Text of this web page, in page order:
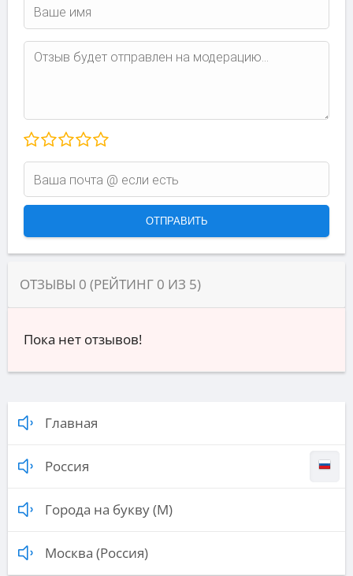
ОТЗЫВЫ 0 (РЕЙТИНГ 0 ИЗ 5)
Пока нет отзывов!
Главная
Россия
Города на букву (М)
Москва (Россия)